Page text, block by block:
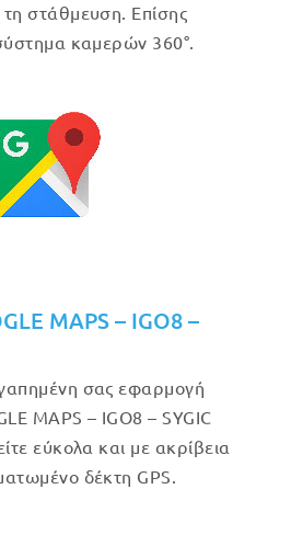
στάθμευση. Επίσης
καμερών 360°.
MAPS – IGO8 –
σας εφαρμογή
MAPS – IGO8 – SYGIC
εύκολα και με ακρίβεια
δέκτη GPS.